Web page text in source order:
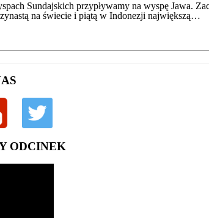
Sundajskich przypływamy na wyspę Jawa.
na świecie i piątą w Indonezji największą…
ODCINEK